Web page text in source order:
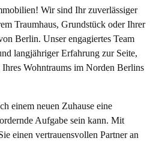
Wir sind Ihr zuverlässiger
Traumhaus, Grundstück oder Ihrer
Berlin. Unser engagiertes Team
langjähriger Erfahrung zur Seite,
Wohntraums im Norden Berlins
einem neuen Zuhause eine
Aufgabe sein kann. Mit
einen vertrauensvollen Partner an